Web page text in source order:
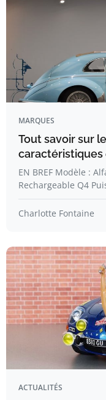
MARQUES
Tout savoir sur
EN BREF Modèle :
Rechargeable Q4
Charlotte Fontaine
ACTUALITÉS